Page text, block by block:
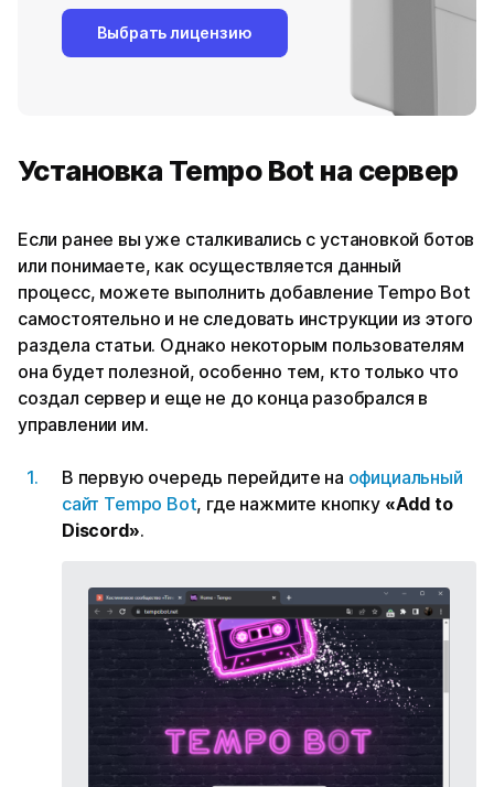
Выбрать лицензию
Установка Tempo Bot на сервер
Если ранее вы уже сталкивались с установкой ботов
или понимаете, как осуществляется данный
процесс, можете выполнить добавление Tempo Bot
самостоятельно и не следовать инструкции из этого
раздела статьи. Однако некоторым пользователям
она будет полезной, особенно тем, кто только что
создал сервер и еще не до конца разобрался в
управлении им.
В первую очередь перейдите на официальный
сайт Tempo Bot, где нажмите кнопку «‎Add to
Discord».